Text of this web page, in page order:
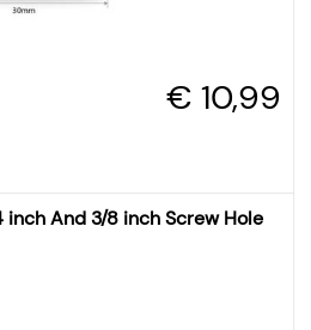
€ 10,99
inch And 3/8 inch Screw Hole